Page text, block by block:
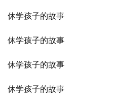
休学孩子的故事
休学孩子的故事
休学孩子的故事
休学孩子的故事